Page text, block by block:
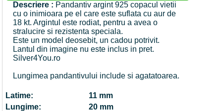
Descriere : Pandantiv argint 925 copacul vietii
cu o inimioara pe el care este suflata cu aur de
18 kt. Argintul este rodiat, pentru a avea o
stralucire si rezistenta speciala.
Este un model deosebit, un cadou potrivit.
Lantul din imagine nu este inclus in pret.
Silver4You.ro
Lungimea pandantivului include si agatatoarea.
Latime:
11 mm
Lungime:
20 mm